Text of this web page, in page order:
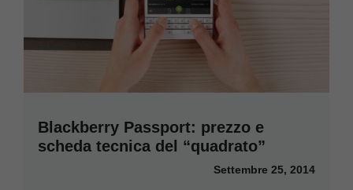
Blackberry Passport: prezzo e
scheda tecnica del “quadrato”
Settembre 25, 2014